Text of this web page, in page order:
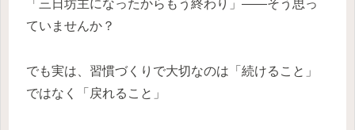
「三日坊主になったからもう終わり」——そう思っ
ていませんか？
でも実は、習慣づくりで大切なのは「続けること」
ではなく「戻れること」